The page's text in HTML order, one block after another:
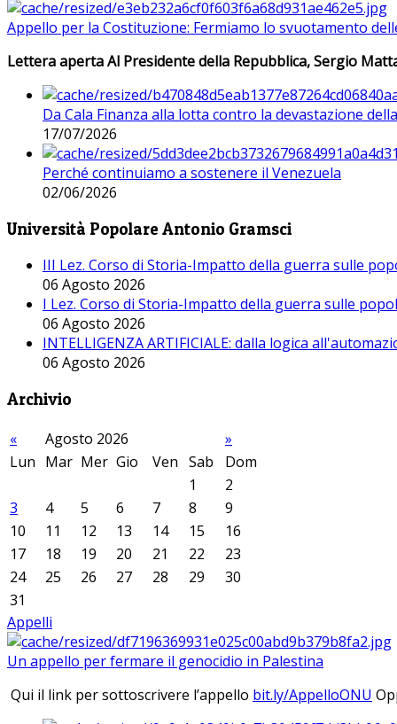
Appello per la Costituzione: Fermiamo lo svuotamento
Lettera aperta Al Presidente della Repubblica, Sergio
Da Cala Finanza alla lotta contro la devastazione
17/07/2026
Perché continuiamo a sostenere il Venezuela
02/06/2026
Università Popolare Antonio Gramsci
III Lez. Corso di Storia-Impatto della guerra sulle
06 Agosto 2026
I Lez. Corso di Storia-Impatto della guerra sulle
06 Agosto 2026
INTELLIGENZA ARTIFICIALE: dalla logica
06 Agosto 2026
Archivio
« Agosto 2026
»
Lun Mar Mer Gio Ven Sab
Dom
1
2
3
4 5 6 7 8
9
10
11 12 13 14 15
16
17
18 19 20 21 22
23
24
25 26 27 28 29
30
31
Appelli
Un appello per fermare il genocidio in Palestina
Qui il link per sottoscrivere l’appello bit.ly/AppelloONU